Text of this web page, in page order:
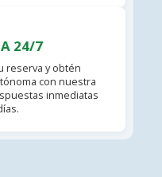
24/7
reserva y obtén
con nuestra
inmediatas